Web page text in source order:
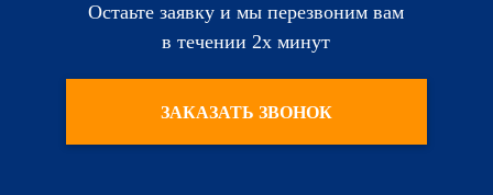
Остаьте заявку и мы перезвоним вам
в течении 2х минут
ЗАКАЗАТЬ ЗВОНОК